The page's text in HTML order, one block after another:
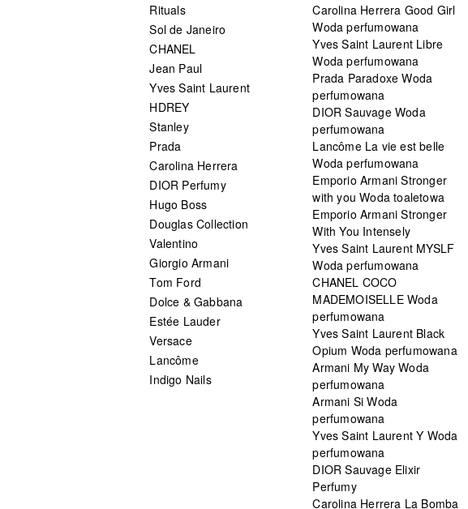
Rituals
Sol de Janeiro
CHANEL
Jean Paul
Yves Saint Laurent
HDREY
Stanley
Prada
Carolina Herrera
DIOR Perfumy
Hugo Boss
Douglas Collection
Valentino
Giorgio Armani
Tom Ford
Dolce & Gabbana
Estée Lauder
Versace
Lancôme
Indigo Nails
Carolina Herrera Good Girl
Woda perfumowana
Yves Saint Laurent Libre
Woda perfumowana
Prada Paradoxe Woda
perfumowana
DIOR Sauvage Woda
perfumowana
Lancôme La vie est belle
Woda perfumowana
Emporio Armani Stronger
with you Woda toaletowa
Emporio Armani Stronger
With You Intensely
Yves Saint Laurent MYSLF
Woda perfumowana
CHANEL COCO
MADEMOISELLE Woda
perfumowana
Yves Saint Laurent Black
Opium Woda perfumowana
Armani My Way Woda
perfumowana
Armani Si Woda
perfumowana
Yves Saint Laurent Y Woda
perfumowana
DIOR Sauvage Elixir
Perfumy
Carolina Herrera La Bomba